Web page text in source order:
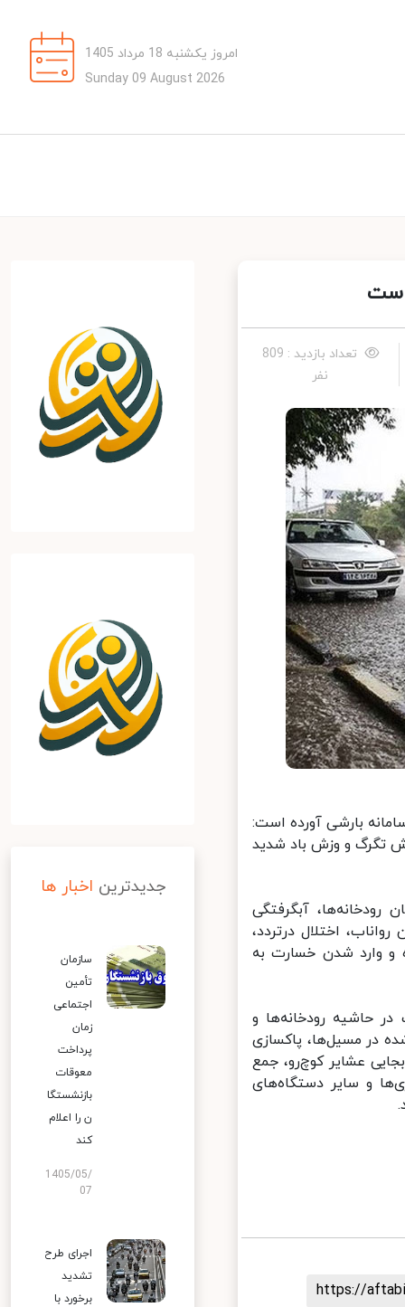
امروز یکشنبه 18 مرداد 1405
Sunday 09 August 2026
تعداد بازدید : 809
نفر
بارشی آورده است:
تگرگ و وزش باد شدید
آبگرفتگی
اختلال درتردد،
وارد شدن خسارت به
حاشیه رودخانه‌ها و
در مسیل‌ها، پاکسازی
عشایر کوچ‌رو، جمع
و سایر دستگاه‌های
https://
جدیدترین اخبار ها
سازمان
تأمین
اجتماعی
زمان
پرداخت
معوقات
بازنشستگا
ن را اعلام
کند
1405/05/
07
اجرای طرح
تشدید
برخورد با